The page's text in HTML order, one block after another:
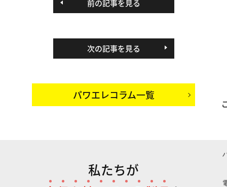
前の記事を見る
次の記事を見る
パワエレコラム一覧
私たちが